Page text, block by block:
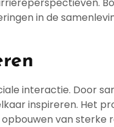
in de
interactie. Door
inspireren. Het
van sterke